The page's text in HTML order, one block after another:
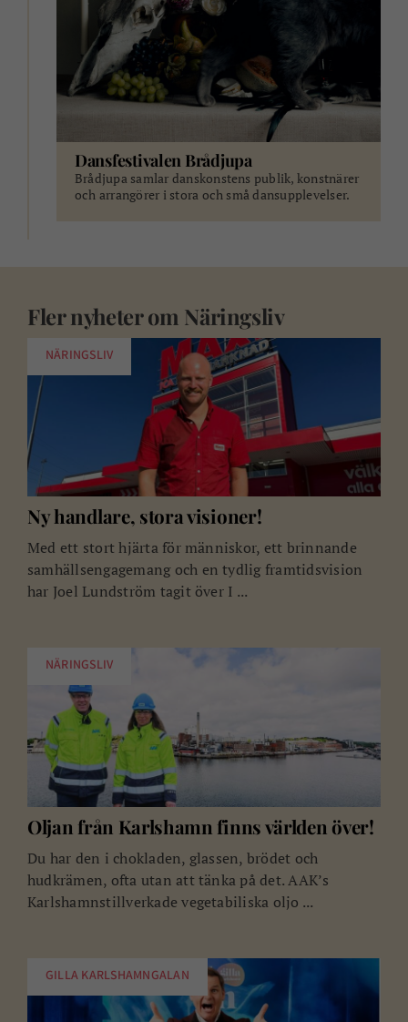
Dansfestivalen Brådjupa
Brådjupa samlar danskonstens publik, konstnärer
och arrangörer i stora och små dansupplevelser.
Fler nyheter om Näringsliv
NÄRINGSLIV
Ny handlare, stora visioner!
Med ett stort hjärta för människor, ett brinnande
samhällsengagemang och en tydlig framtidsvision
har Joel Lundström tagit över I ...
NÄRINGSLIV
Oljan från Karlshamn finns världen över!
Du har den i chokladen, glassen, brödet och
hudkrämen, ofta utan att tänka på det. AAK’s
Karlshamnstillverkade vegetabiliska oljo ...
GILLA KARLSHAMNGALAN